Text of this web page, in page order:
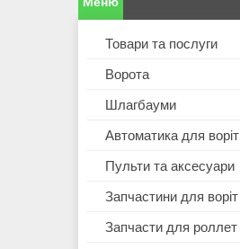
Товари та послуги
Ворота
Шлагбауми
Автоматика для воріт
Пульти та аксесуари
Запчастини для воріт
Запчасти для роллет